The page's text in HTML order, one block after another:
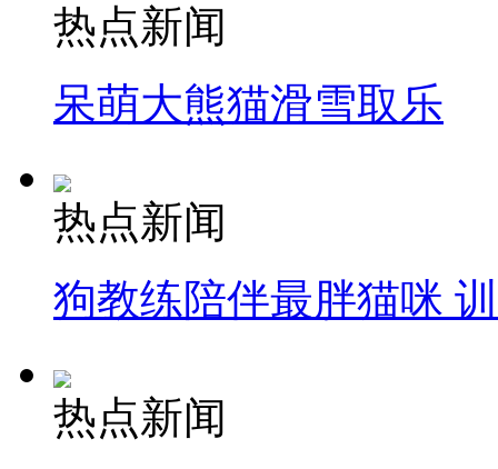
热点新闻
呆萌大熊猫滑雪取乐
热点新闻
狗教练陪伴最胖猫咪
热点新闻